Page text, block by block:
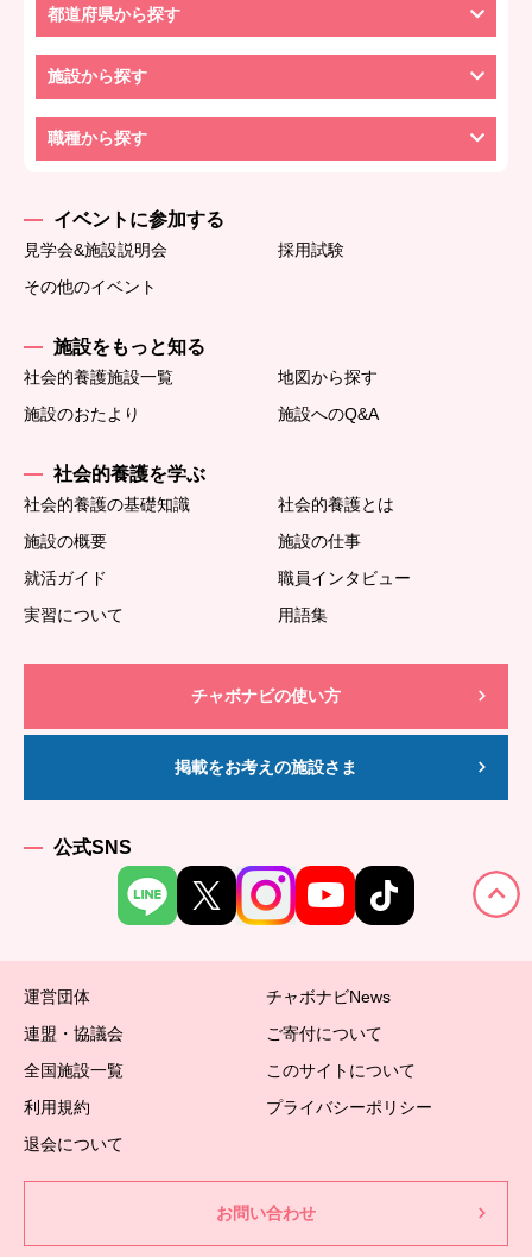
都道府県から探す
施設から探す
職種から探す
イベントに参加する
見学会&施設説明会
採用試験
その他のイベント
施設をもっと知る
社会的養護施設一覧
地図から探す
施設のおたより
施設へのQ&A
社会的養護を学ぶ
社会的養護の基礎知識
社会的養護とは
施設の概要
施設の仕事
就活ガイド
職員インタビュー
実習について
用語集
チャボナビの使い方
掲載をお考えの施設さま
公式SNS
運営団体
チャボナビNews
連盟・協議会
ご寄付について
全国施設一覧
このサイトについて
利用規約
プライバシーポリシー
退会について
お問い合わせ